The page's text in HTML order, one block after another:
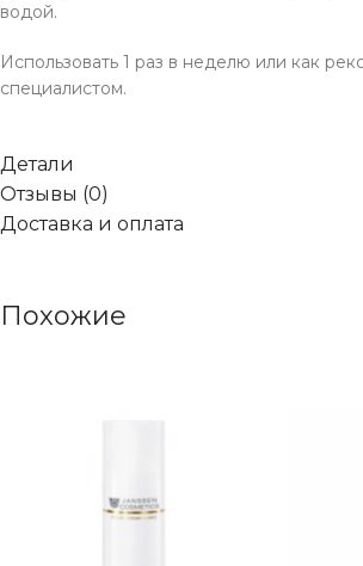
водой.
Использовать 1 раз в неделю или как
специалистом.
Детали
Отзывы (0)
Доставка и оплата
Похожие